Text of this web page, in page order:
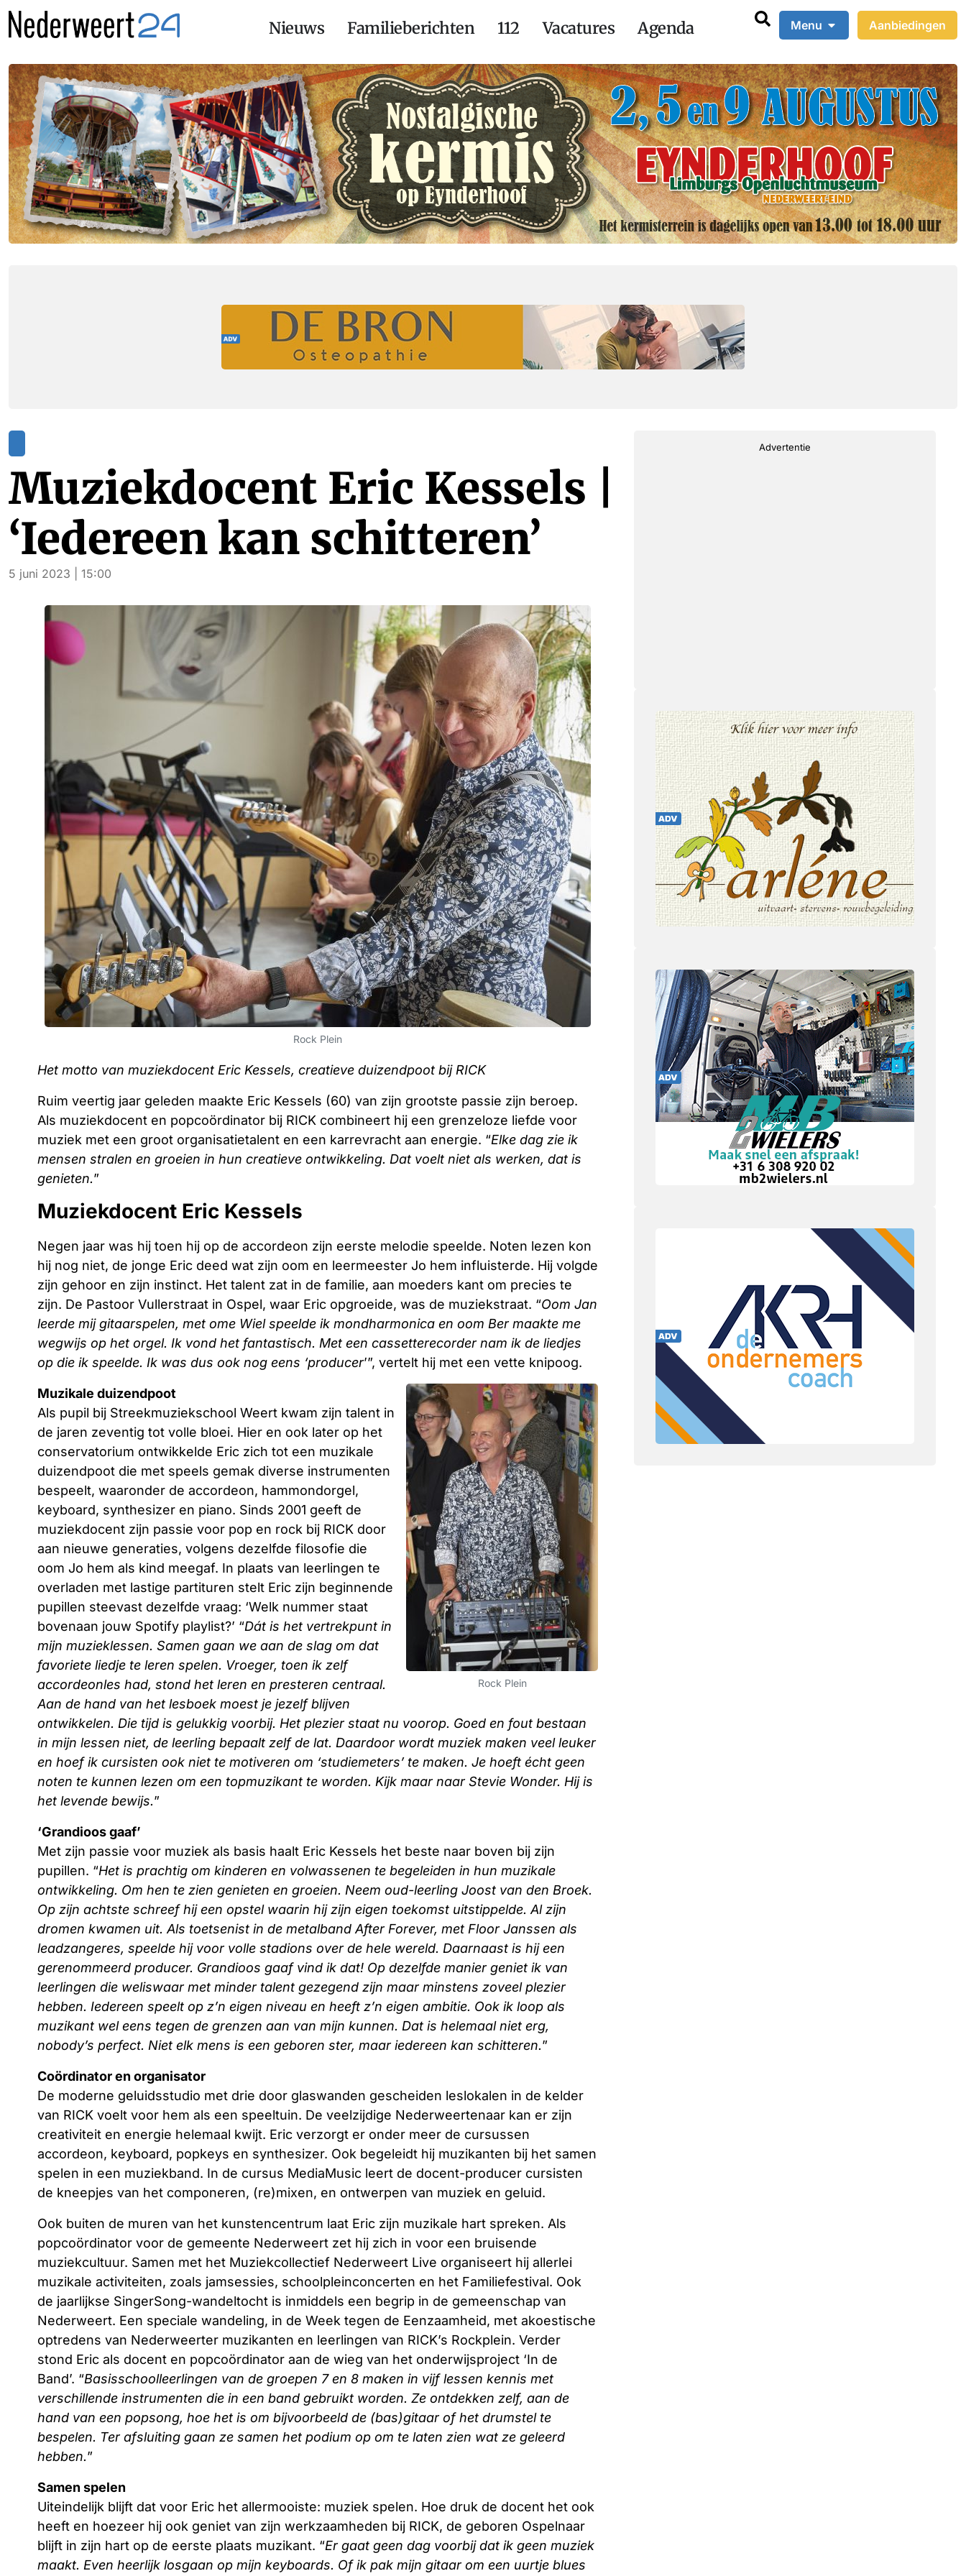
Nieuws Familieberichten 112 Vacatures Agenda Menu Aanbiedingen
Muziekdocent Eric Kessels |
‘Iedereen kan schitteren’
5 juni 2023 | 15:00
Rock Plein
Het motto van muziekdocent Eric Kessels, creatieve duizendpoot bij RICK
Ruim veertig jaar geleden maakte Eric Kessels (60) van zijn grootste passie zijn beroep.
Als muziekdocent en popcoördinator bij RICK combineert hij een grenzeloze liefde voor
muziek met een groot organisatietalent en een karrevracht aan energie. “Elke dag zie ik
mensen stralen en groeien in hun creatieve ontwikkeling. Dat voelt niet als werken, dat is
genieten.”
Muziekdocent Eric Kessels
Negen jaar was hij toen hij op de accordeon zijn eerste melodie speelde. Noten lezen kon
hij nog niet, de jonge Eric deed wat zijn oom en leermeester Jo hem influisterde. Hij volgde
zijn gehoor en zijn instinct. Het talent zat in de familie, aan moeders kant om precies te
zijn. De Pastoor Vullerstraat in Ospel, waar Eric opgroeide, was de muziekstraat. “Oom Jan
leerde mij gitaarspelen, met ome Wiel speelde ik mondharmonica en oom Ber maakte me
wegwijs op het orgel. Ik vond het fantastisch. Met een cassetterecorder nam ik de liedjes
op die ik speelde. Ik was dus ook nog eens ‘producer’”, vertelt hij met een vette knipoog.
Rock Plein
Muzikale duizendpoot
Als pupil bij Streekmuziekschool Weert kwam zijn talent in
de jaren zeventig tot volle bloei. Hier en ook later op het
conservatorium ontwikkelde Eric zich tot een muzikale
duizendpoot die met speels gemak diverse instrumenten
bespeelt, waaronder de accordeon, hammondorgel,
keyboard, synthesizer en piano. Sinds 2001 geeft de
muziekdocent zijn passie voor pop en rock bij RICK door
aan nieuwe generaties, volgens dezelfde filosofie die
oom Jo hem als kind meegaf. In plaats van leerlingen te
overladen met lastige partituren stelt Eric zijn beginnende
pupillen steevast dezelfde vraag: ‘Welk nummer staat
bovenaan jouw Spotify playlist?’ “Dát is het vertrekpunt in
mijn muzieklessen. Samen gaan we aan de slag om dat
favoriete liedje te leren spelen. Vroeger, toen ik zelf
accordeonles had, stond het leren en presteren centraal.
Aan de hand van het lesboek moest je jezelf blijven
ontwikkelen. Die tijd is gelukkig voorbij. Het plezier staat nu voorop. Goed en fout bestaan
in mijn lessen niet, de leerling bepaalt zelf de lat. Daardoor wordt muziek maken veel leuker
en hoef ik cursisten ook niet te motiveren om ‘studiemeters’ te maken. Je hoeft écht geen
noten te kunnen lezen om een topmuzikant te worden. Kijk maar naar Stevie Wonder. Hij is
het levende bewijs.”
‘Grandioos gaaf’
Met zijn passie voor muziek als basis haalt Eric Kessels het beste naar boven bij zijn
pupillen. “Het is prachtig om kinderen en volwassenen te begeleiden in hun muzikale
ontwikkeling. Om hen te zien genieten en groeien. Neem oud-leerling Joost van den Broek.
Op zijn achtste schreef hij een opstel waarin hij zijn eigen toekomst uitstippelde. Al zijn
dromen kwamen uit. Als toetsenist in de metalband After Forever, met Floor Janssen als
leadzangeres, speelde hij voor volle stadions over de hele wereld. Daarnaast is hij een
gerenommeerd producer. Grandioos gaaf vind ik dat! Op dezelfde manier geniet ik van
leerlingen die weliswaar met minder talent gezegend zijn maar minstens zoveel plezier
hebben. Iedereen speelt op z’n eigen niveau en heeft z’n eigen ambitie. Ook ik loop als
muzikant wel eens tegen de grenzen aan van mijn kunnen. Dat is helemaal niet erg,
nobody’s perfect. Niet elk mens is een geboren ster, maar iedereen kan schitteren.”
Coördinator en organisator
De moderne geluidsstudio met drie door glaswanden gescheiden leslokalen in de kelder
van RICK voelt voor hem als een speeltuin. De veelzijdige Nederweertenaar kan er zijn
creativiteit en energie helemaal kwijt. Eric verzorgt er onder meer de cursussen
accordeon, keyboard, popkeys en synthesizer. Ook begeleidt hij muzikanten bij het samen
spelen in een muziekband. In de cursus MediaMusic leert de docent-producer cursisten
de kneepjes van het componeren, (re)mixen, en ontwerpen van muziek en geluid.
Ook buiten de muren van het kunstencentrum laat Eric zijn muzikale hart spreken. Als
popcoördinator voor de gemeente Nederweert zet hij zich in voor een bruisende
muziekcultuur. Samen met het Muziekcollectief Nederweert Live organiseert hij allerlei
muzikale activiteiten, zoals jamsessies, schoolpleinconcerten en het Familiefestival. Ook
de jaarlijkse SingerSong-wandeltocht is inmiddels een begrip in de gemeenschap van
Nederweert. Een speciale wandeling, in de Week tegen de Eenzaamheid, met akoestische
optredens van Nederweerter muzikanten en leerlingen van RICK’s Rockplein. Verder
stond Eric als docent en popcoördinator aan de wieg van het onderwijsproject ‘In de
Band’. “Basisschoolleerlingen van de groepen 7 en 8 maken in vijf lessen kennis met
verschillende instrumenten die in een band gebruikt worden. Ze ontdekken zelf, aan de
hand van een popsong, hoe het is om bijvoorbeeld de (bas)gitaar of het drumstel te
bespelen. Ter afsluiting gaan ze samen het podium op om te laten zien wat ze geleerd
hebben.”
Samen spelen
Uiteindelijk blijft dat voor Eric het allermooiste: muziek spelen. Hoe druk de docent het ook
heeft en hoezeer hij ook geniet van zijn werkzaamheden bij RICK, de geboren Ospelnaar
blijft in zijn hart op de eerste plaats muzikant. “Er gaat geen dag voorbij dat ik geen muziek
maakt. Even heerlijk losgaan op mijn keyboards. Of ik pak mijn gitaar om een uurtje blues
Advertentie